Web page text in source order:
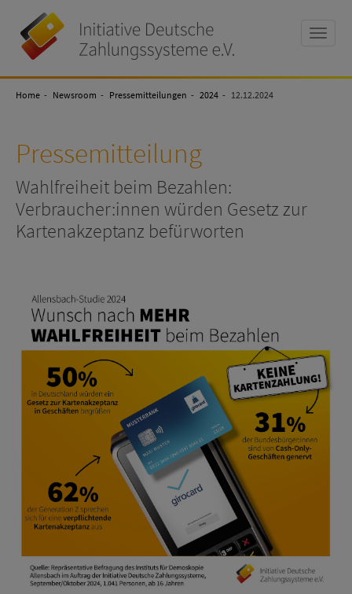
Toggle
Deutsche
Zahlungssysteme
Home Newsroom Pressemitteilungen 2024 12.12.2024
Pressemitteilung
Wahlfreiheit beim Bezahlen:
Verbraucher:innen würden Gesetz zur
Kartenakzeptanz befürworten